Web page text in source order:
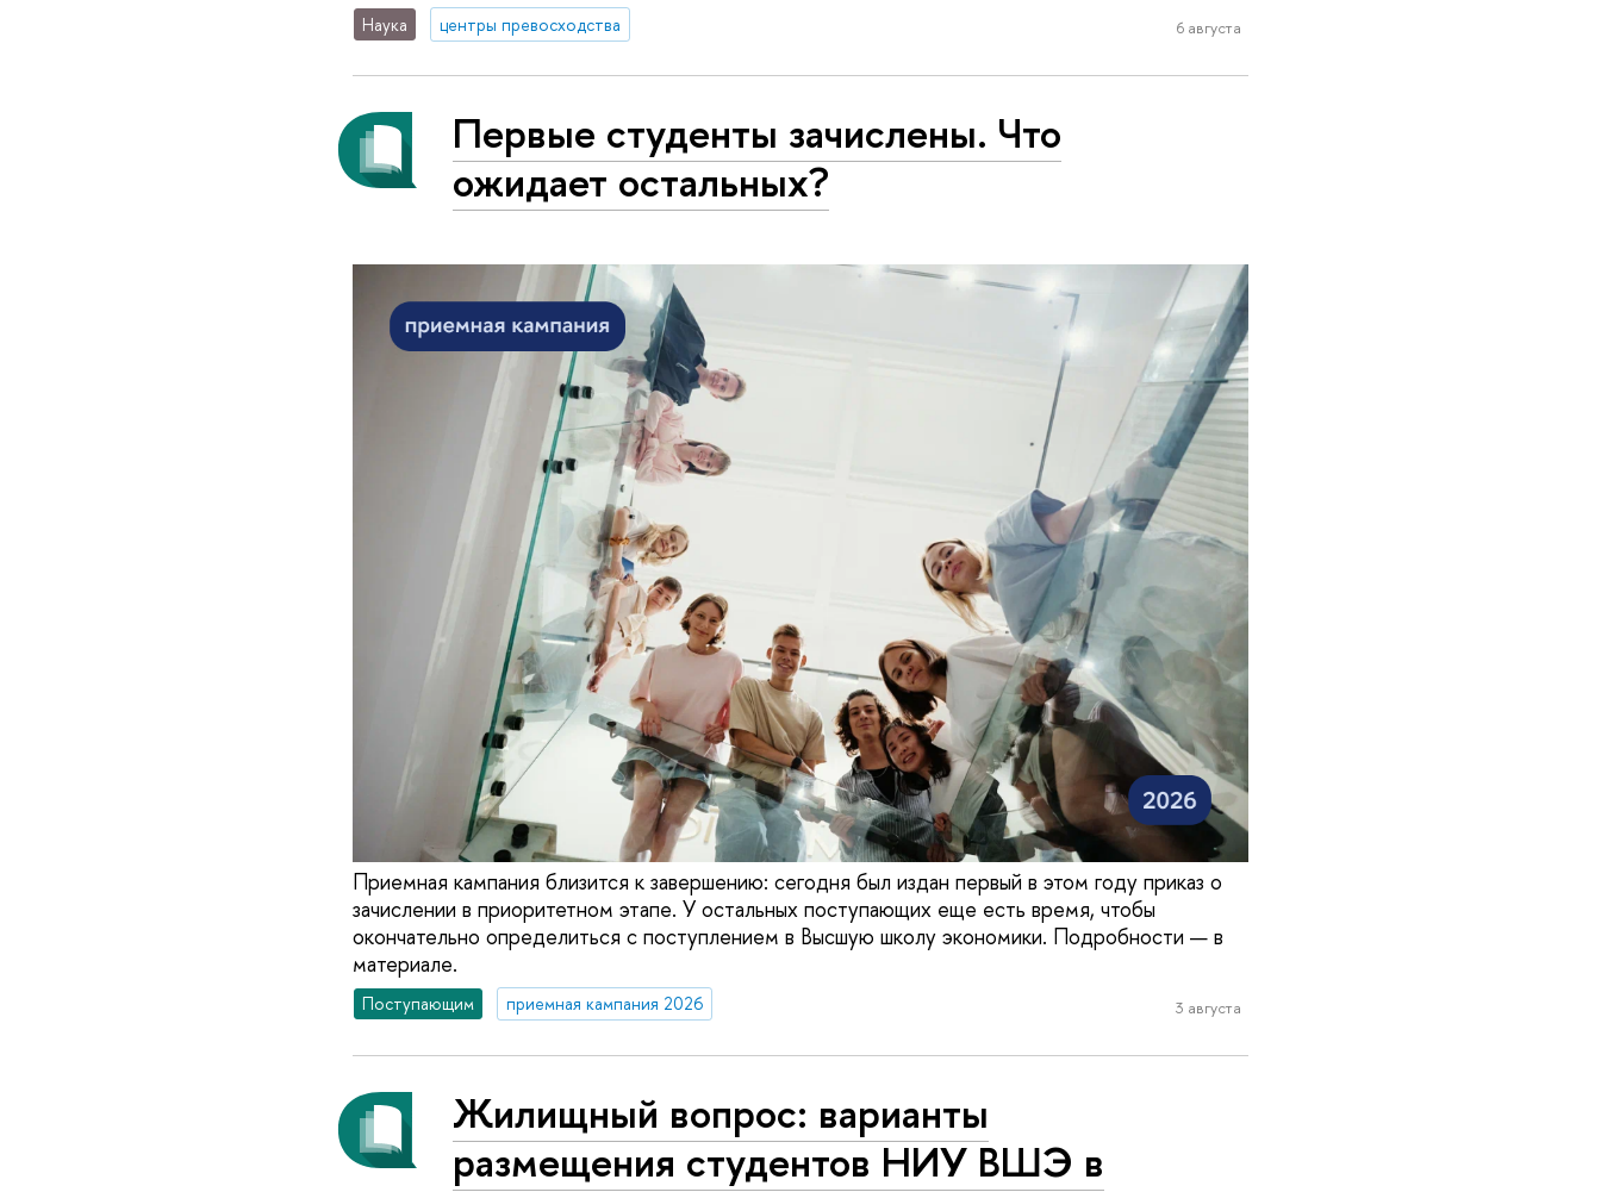
Наука центры превосходства 6 августа
Первые студенты зачислены. Что
ожидает остальных?
Приемная кампания близится к завершению: сегодня был издан первый в этом году приказ о
зачислении в приоритетном этапе. У остальных поступающих еще есть время, чтобы
окончательно определиться с поступлением в Высшую школу экономики. Подробности — в
материале.
Поступающим приемная кампания 2026 3 августа
Жилищный вопрос: варианты
размещения студентов НИУ ВШЭ в